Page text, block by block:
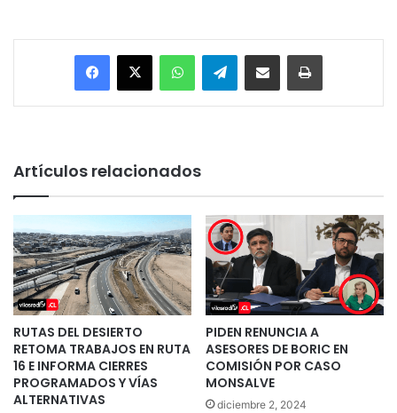
Facebook
X WhatsAppTelegramEnviar vía email Imprimir
Artículos relacionados
RUTAS DEL DESIERTO
RETOMA TRABAJOS EN RUTA
16 E INFORMA CIERRES
PROGRAMADOS Y VÍAS
ALTERNATIVAS
PIDEN RENUNCIA A
ASESORES DE BORIC EN
COMISIÓN POR CASO
MONSALVE
diciembre 2, 2024